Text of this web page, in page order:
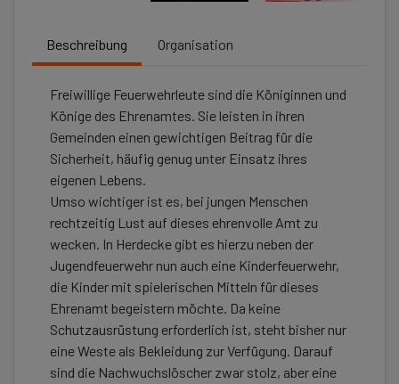
Beschreibung Organisation
Freiwillige Feuerwehrleute sind die Königinnen und
Könige des Ehrenamtes. Sie leisten in ihren
Gemeinden einen gewichtigen Beitrag für die
Sicherheit, häufig genug unter Einsatz ihres
eigenen Lebens.
Umso wichtiger ist es, bei jungen Menschen
rechtzeitig Lust auf dieses ehrenvolle Amt zu
wecken. In Herdecke gibt es hierzu neben der
Jugendfeuerwehr nun auch eine Kinderfeuerwehr,
die Kinder mit spielerischen Mitteln für dieses
Ehrenamt begeistern möchte. Da keine
Schutzausrüstung erforderlich ist, steht bisher nur
eine Weste als Bekleidung zur Verfügung. Darauf
sind die Nachwuchslöscher zwar stolz, aber eine